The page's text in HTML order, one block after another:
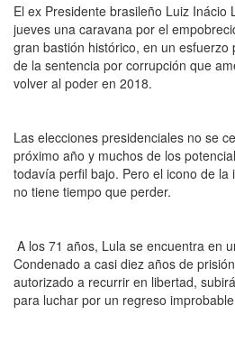
El ex Presidente brasileño Luiz Inácio
jueves una caravana por el
gran bastión histórico, en un
de la sentencia por corrupción que
volver al poder en 2018.
Las elecciones presidenciales no se
próximo año y muchos de los
todavía perfil bajo. Pero el icono de la
no tiene tiempo que perder.
A los 71 años, Lula se encuentra en
Condenado a casi diez años de
autorizado a recurrir en libertad,
para luchar por un regreso